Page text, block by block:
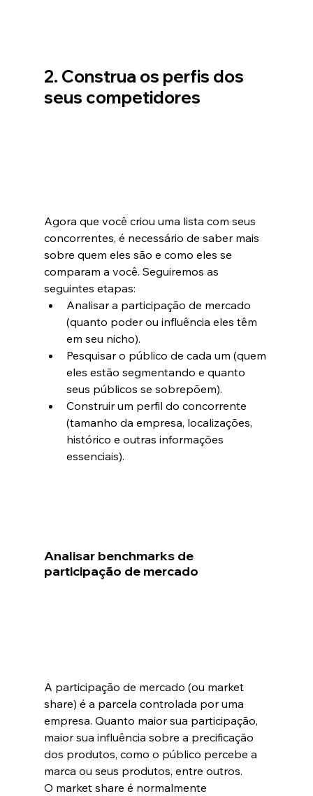
2. Construa os perfis dos
seus competidores
Agora que você criou uma lista com seus
concorrentes, é necessário de saber mais
sobre quem eles são e como eles se
comparam a você. Seguiremos as
seguintes etapas:
Analisar a participação de mercado
(quanto poder ou influência eles têm
em seu nicho).
Pesquisar o público de cada um (quem
eles estão segmentando e quanto
seus públicos se sobrepõem).
Construir um perfil do concorrente
(tamanho da empresa, localizações,
histórico e outras informações
essenciais).
Analisar benchmarks de
participação de mercado
A participação de mercado (ou market
share) é a parcela controlada por uma
empresa. Quanto maior sua participação,
maior sua influência sobre a precificação
dos produtos, como o público percebe a
marca ou seus produtos, entre outros.
O market share é normalmente